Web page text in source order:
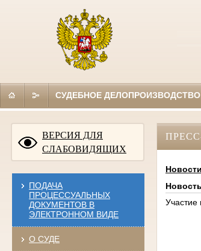
СУДЕБНОЕ ДЕЛОПРОИЗВОДСТВО
ВЕРСИЯ ДЛЯ
СЛАБОВИДЯЩИХ
ПОДАЧА
ПРОЦЕССУАЛЬНЫХ
ДОКУМЕНТОВ В
ЭЛЕКТРОННОМ ВИДЕ
О СУДЕ
Новости
Участие